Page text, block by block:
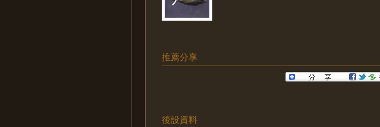
推薦分享
後設資料